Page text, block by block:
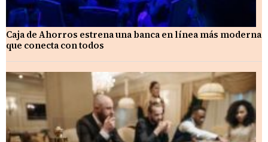
Caja de Ahorros estrena una banca en línea más moderna
que conecta con todos